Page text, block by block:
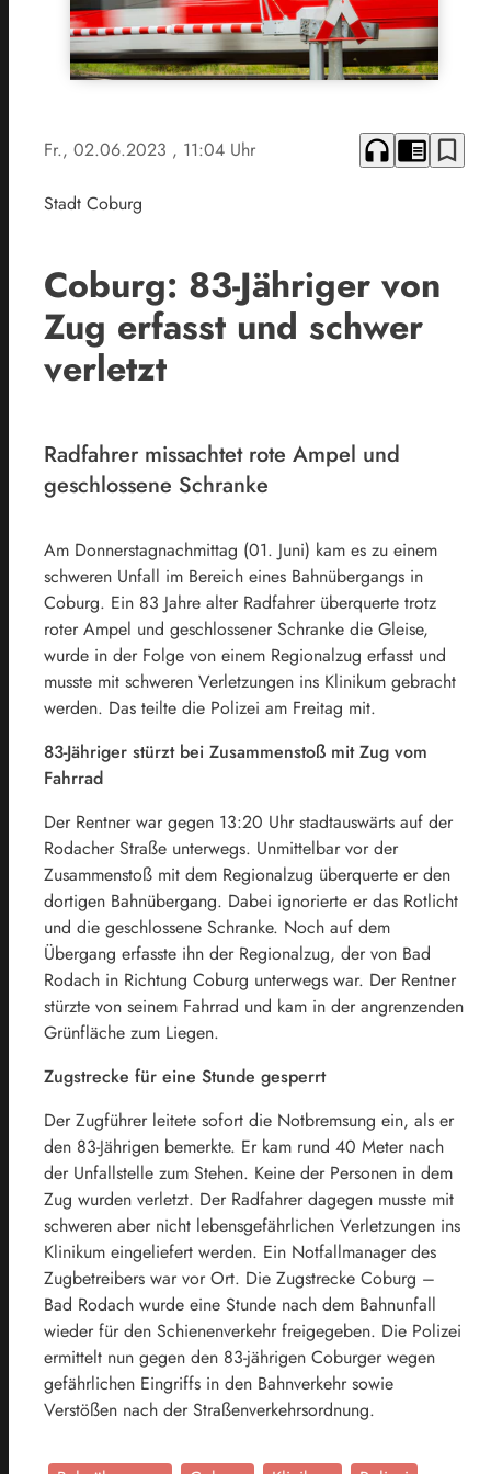
Fr., 02.06.2023 , 11:04 Uhr headphones chrome_reader_mode bookmark_border
Stadt Coburg
Coburg: 83-Jähriger von
Zug erfasst und schwer
verletzt
Radfahrer missachtet rote Ampel und
geschlossene Schranke
Am Donnerstagnachmittag (01. Juni) kam es zu einem
schweren Unfall im Bereich eines Bahnübergangs in
Coburg. Ein 83 Jahre alter Radfahrer überquerte trotz
roter Ampel und geschlossener Schranke die Gleise,
wurde in der Folge von einem Regionalzug erfasst und
musste mit schweren Verletzungen ins Klinikum gebracht
werden. Das teilte die Polizei am Freitag mit.
83-Jähriger stürzt bei Zusammenstoß mit Zug vom
Fahrrad
Der Rentner war gegen 13:20 Uhr stadtauswärts auf der
Rodacher Straße unterwegs. Unmittelbar vor der
Zusammenstoß mit dem Regionalzug überquerte er den
dortigen Bahnübergang. Dabei ignorierte er das Rotlicht
und die geschlossene Schranke. Noch auf dem
Übergang erfasste ihn der Regionalzug, der von Bad
Rodach in Richtung Coburg unterwegs war. Der Rentner
stürzte von seinem Fahrrad und kam in der angrenzenden
Grünfläche zum Liegen.
Zugstrecke für eine Stunde gesperrt
Der Zugführer leitete sofort die Notbremsung ein, als er
den 83-Jährigen bemerkte. Er kam rund 40 Meter nach
der Unfallstelle zum Stehen. Keine der Personen in dem
Zug wurden verletzt. Der Radfahrer dagegen musste mit
schweren aber nicht lebensgefährlichen Verletzungen ins
Klinikum eingeliefert werden. Ein Notfallmanager des
Zugbetreibers war vor Ort. Die Zugstrecke Coburg –
Bad Rodach wurde eine Stunde nach dem Bahnunfall
wieder für den Schienenverkehr freigegeben. Die Polizei
ermittelt nun gegen den 83-jährigen Coburger wegen
gefährlichen Eingriffs in den Bahnverkehr sowie
Verstößen nach der Straßenverkehrsordnung.